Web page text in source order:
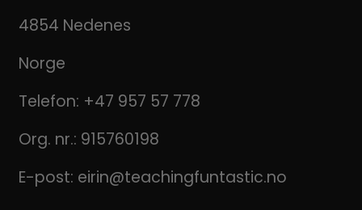
4854 Nedenes
Norge
Telefon: +47 957 57 778
Org. nr.: 915760198
E-post: eirin@teachingfuntastic.no